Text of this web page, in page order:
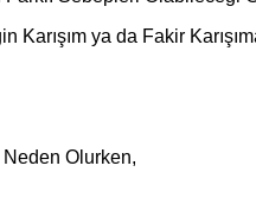
Karışım ya da Fakir
Neden Olurken,